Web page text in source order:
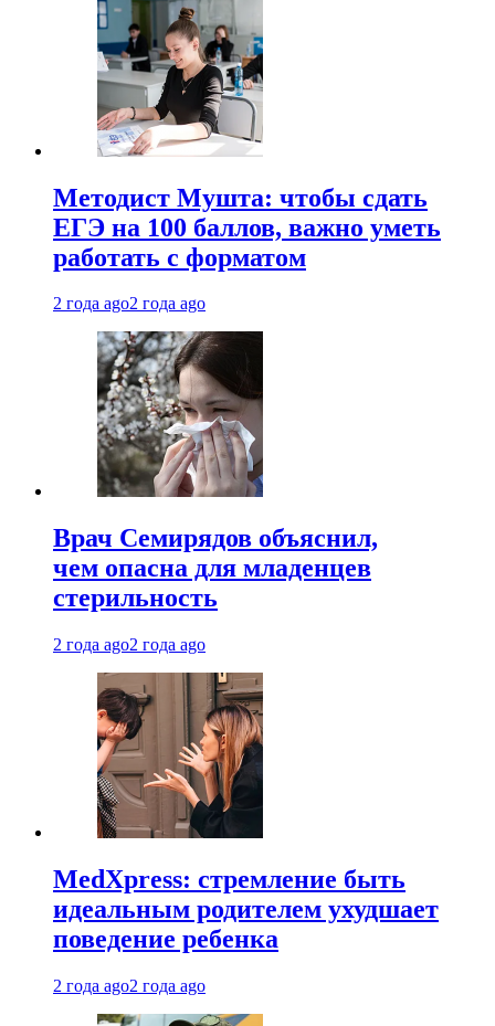
Методист Мушта: чтобы сдать
ЕГЭ на 100 баллов, важно уметь
работать с форматом
2 года ago2 года ago
Врач Семирядов объяснил,
чем опасна для младенцев
стерильность
2 года ago2 года ago
MedXpress: стремление быть
идеальным родителем ухудшает
поведение ребенка
2 года ago2 года ago